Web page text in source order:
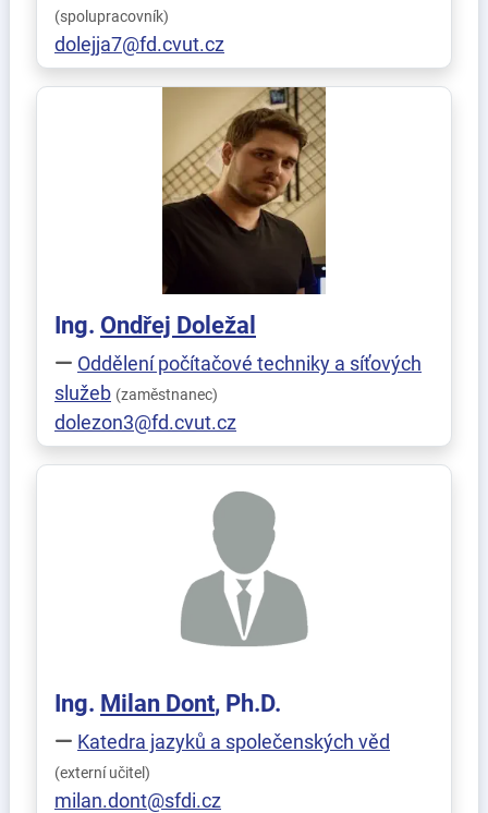
(spolupracovník)
dolejja7@fd.cvut.cz
Ing. Ondřej Doležal
Oddělení počítačové techniky a síťových
služeb (zaměstnanec)
dolezon3@fd.cvut.cz
Ing. Milan Dont, Ph.D.
Katedra jazyků a společenských věd
(externí učitel)
milan.dont@sfdi.cz